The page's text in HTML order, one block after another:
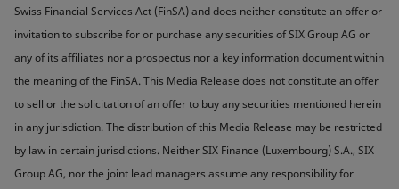
Swiss Financial Services Act (FinSA) and does neither constitute an offer or
invitation to subscribe for or purchase any securities of SIX Group AG or
any of its affiliates nor a prospectus nor a key information document within
the meaning of the FinSA. This Media Release does not constitute an offer
to sell or the solicitation of an offer to buy any securities mentioned herein
in any jurisdiction. The distribution of this Media Release may be restricted
by law in certain jurisdictions. Neither SIX Finance (Luxembourg) S.A., SIX
Group AG, nor the joint lead managers assume any responsibility for